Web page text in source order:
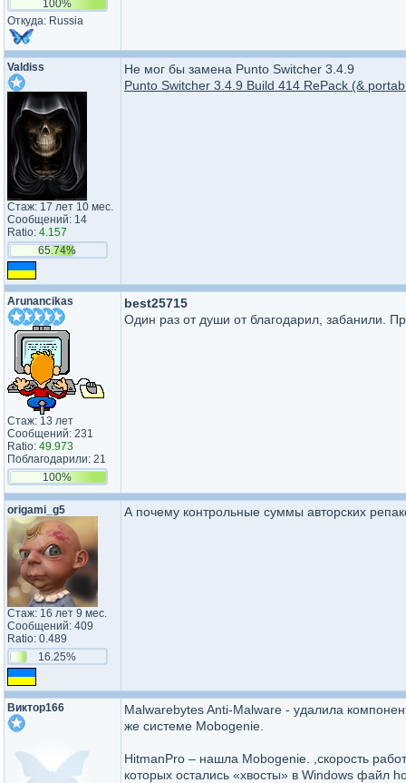
100%
Откуда: Russia
Valdiss
Стаж: 17 лет 10 мес.
Сообщений: 14
Ratio: 4.157
65.74%
Не мог бы замена Punto Switcher 3.4.9
Punto Switcher 3.4.9 Build 414 RePack (&
Arunancikas
Стаж: 13 лет
Сообщений: 231
Ratio: 49.973
Поблагодарили: 21
100%
best25715
Один раз от души от благодарил, забанили.
origami_g5
Стаж: 16 лет 9 мес.
Сообщений: 409
Ratio: 0.489
16.25%
А почему контрольные суммы авторских
Виктор166
Malwarebytes Anti-Malware - удалила
же системе Mobogenie.
HitmanPro – нашла Mobogenie. ,скорость
которых остались «хвосты» в Windows файл